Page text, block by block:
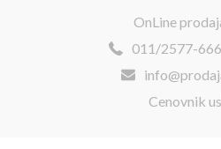
OnLine
011/2577-
Cenovnik